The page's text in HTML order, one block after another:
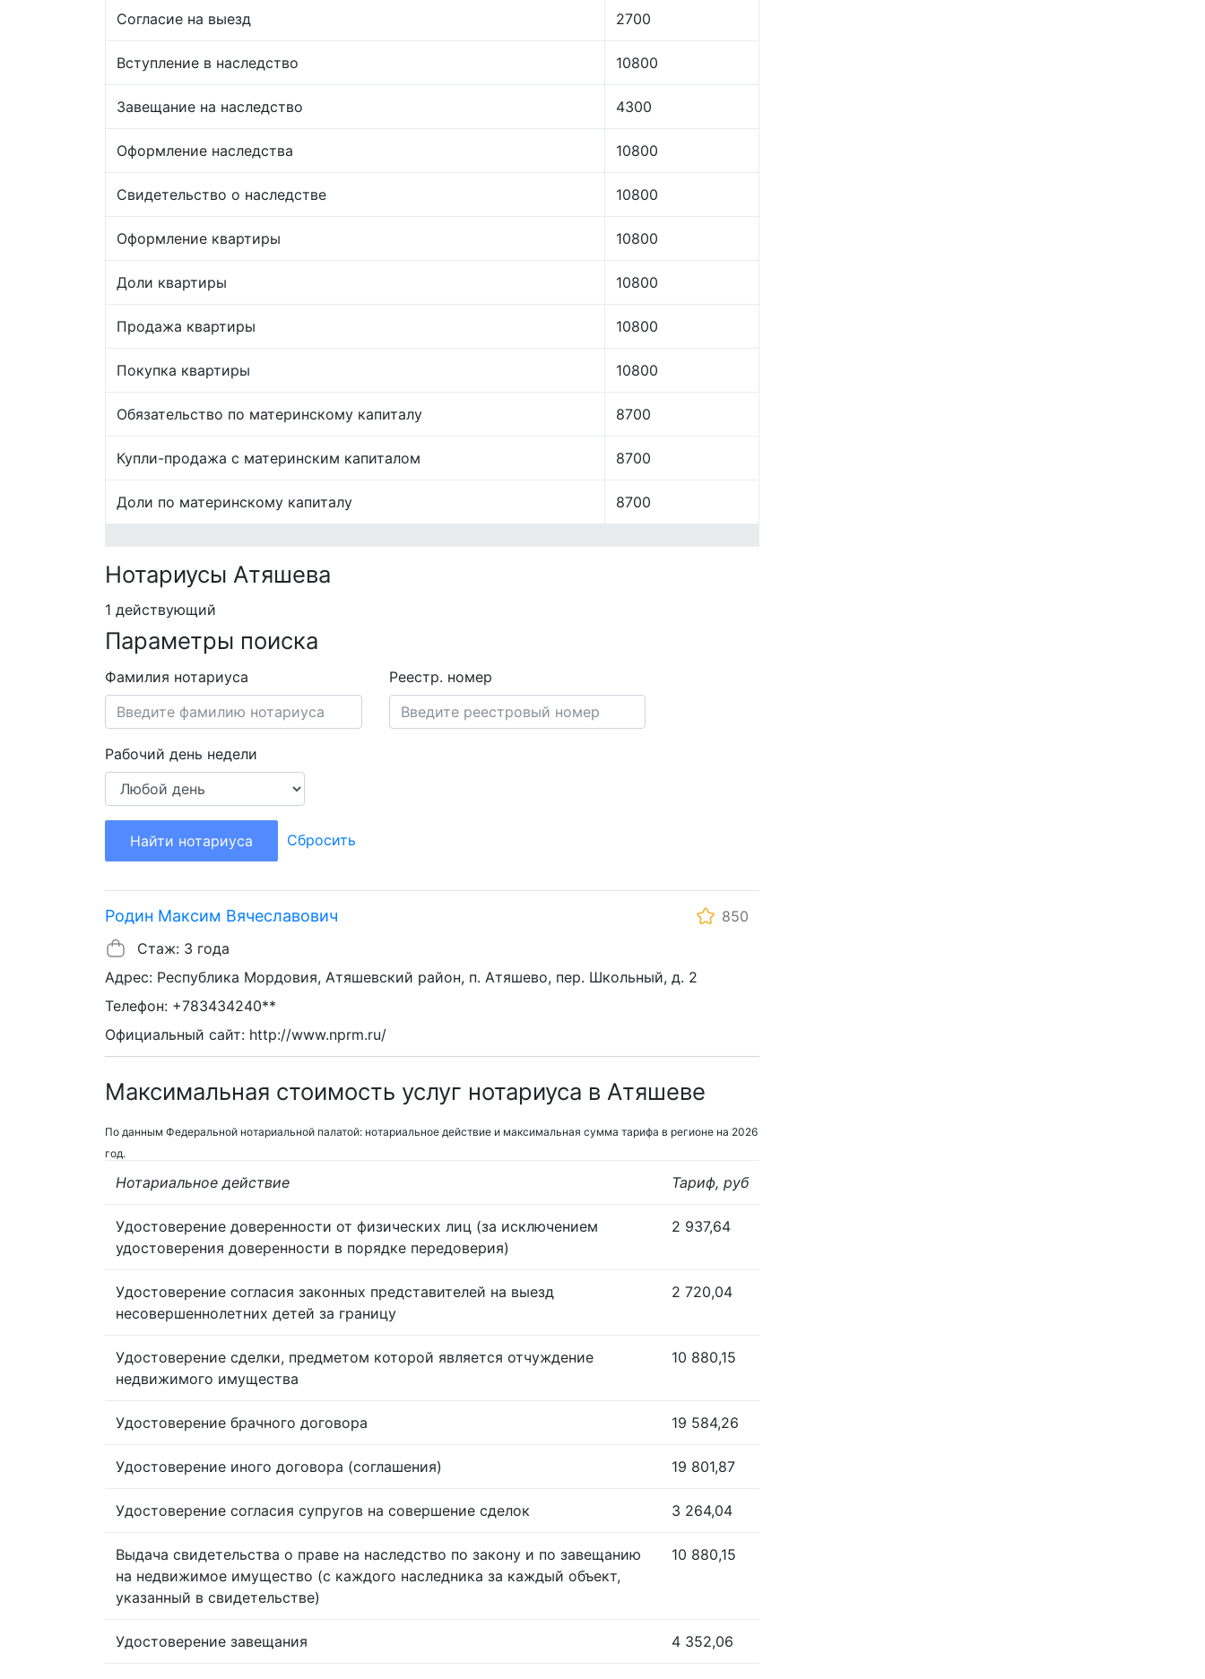
Согласие на выезд 2700
Вступление в наследство 10800
Завещание на наследство 4300
Оформление наследства 10800
Свидетельство о наследстве 10800
Оформление квартиры 10800
Доли квартиры 10800
Продажа квартиры 10800
Покупка квартиры 10800
Обязательство по материнскому капиталу 8700
Купли-продажа с материнским капиталом 8700
Доли по материнскому капиталу 8700
Нотариусы Атяшева
1 действующий
Параметры поиска
Фамилия нотариуса Реестр. номер
Рабочий день недели
Найти нотариуса Сбросить
Родин Максим Вячеславович
850
Стаж: 3 года
Адрес: Республика Мордовия, Атяшевский район, п. Атяшево, пер. Школьный, д. 2
Телефон: +783434240**
Официальный сайт: http://www.nprm.ru/
Максимальная стоимость услуг нотариуса в Атяшеве
По данным Федеральной нотариальной палатой: нотариальное действие и максимальная сумма тарифа в регионе на 2026
год.
Нотариальное действие Тариф, руб
Удостоверение доверенности от физических лиц (за исключением
удостоверения доверенности в порядке передоверия)
2 937,64
Удостоверение согласия законных представителей на выезд
несовершеннолетних детей за границу
2 720,04
Удостоверение сделки, предметом которой является отчуждение
недвижимого имущества
10 880,15
Удостоверение брачного договора 19 584,26
Удостоверение иного договора (соглашения) 19 801,87
Удостоверение согласия супругов на совершение сделок 3 264,04
Выдача свидетельства о праве на наследство по закону и по завещанию
на недвижимое имущество (с каждого наследника за каждый объект,
указанный в свидетельстве)
10 880,15
Удостоверение завещания 4 352,06